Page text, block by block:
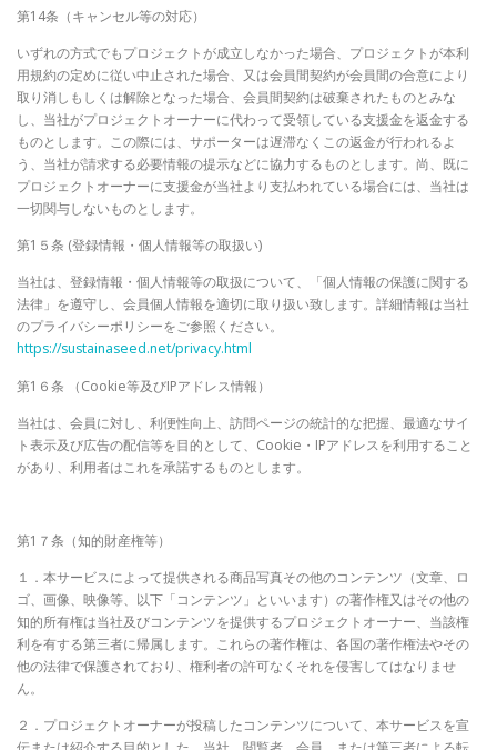
第14条（キャンセル等の対応）
いずれの方式でもプロジェクトが成立しなかった場合、プロジェクトが本利
用規約の定めに従い中止された場合、又は会員間契約が会員間の合意により
取り消しもしくは解除となった場合、会員間契約は破棄されたものとみな
し、当社がプロジェクトオーナーに代わって受領している支援金を返金する
ものとします。この際には、サポーターは遅滞なくこの返金が行われるよ
う、当社が請求する必要情報の提示などに協力するものとします。尚、既に
プロジェクトオーナーに支援金が当社より支払われている場合には、当社は
一切関与しないものとします。
第1５条 (登録情報・個人情報等の取扱い)
当社は、登録情報・個人情報等の取扱について、「個人情報の保護に関する
法律」を遵守し、会員個人情報を適切に取り扱い致します。詳細情報は当社
のプライバシーポリシーをご参照ください。
https://sustainaseed.net/privacy.html
第1６条 （Cookie等及びIPアドレス情報）
当社は、会員に対し、利便性向上、訪問ページの統計的な把握、最適なサイ
ト表示及び広告の配信等を目的として、Cookie・IPアドレスを利用すること
があり、利用者はこれを承諾するものとします。
第1７条（知的財産権等）
１．本サービスによって提供される商品写真その他のコンテンツ（文章、ロ
ゴ、画像、映像等、以下「コンテンツ」といいます）の著作権又はその他の
知的所有権は当社及びコンテンツを提供するプロジェクトオーナー、当該権
利を有する第三者に帰属します。これらの著作権は、各国の著作権法やその
他の法律で保護されており、権利者の許可なくそれを侵害してはなりませ
ん。
２．プロジェクトオーナーが投稿したコンテンツについて、本サービスを宣